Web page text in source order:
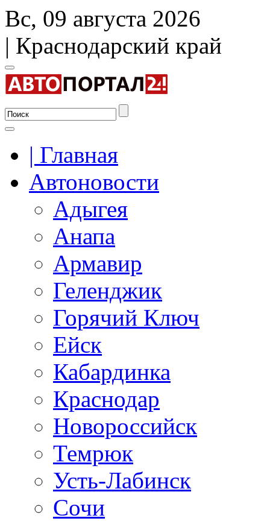
Вс, 09 августа 2026
| Краснодарский край
| Главная
Автоновости
Адыгея
Анапа
Армавир
Геленджик
Горячий Ключ
Ейск
Кабардинка
Краснодар
Новороссийск
Темрюк
Усть-Лабинск
Сочи